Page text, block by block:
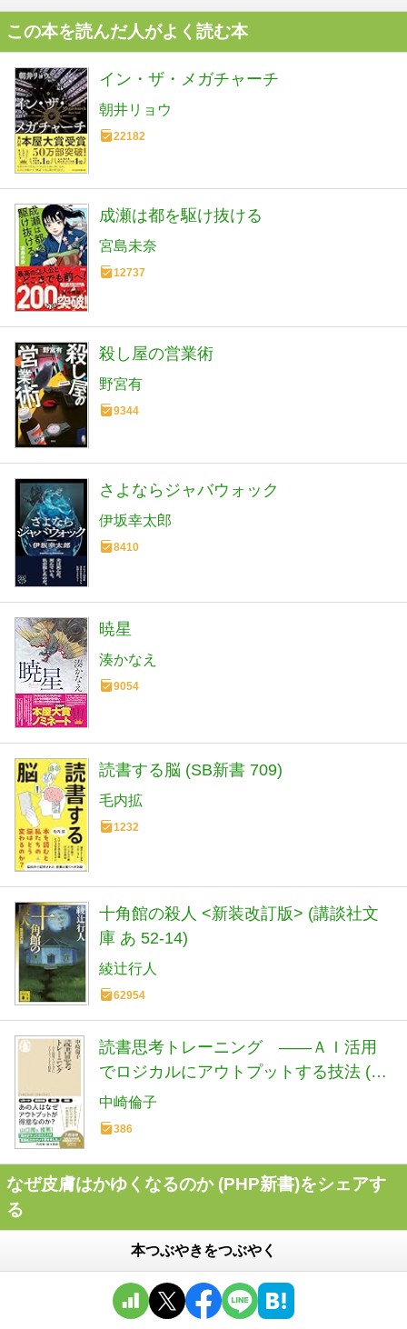
この本を読んだ人がよく読む本
イン・ザ・メガチャーチ
朝井リョウ
22182
成瀬は都を駆け抜ける
宮島未奈
12737
殺し屋の営業術
野宮有
9344
さよならジャバウォック
伊坂幸太郎
8410
暁星
湊かなえ
9054
読書する脳 (SB新書 709)
毛内拡
1232
十角館の殺人 <新装改訂版> (講談社文
庫 あ 52-14)
綾辻行人
62954
読書思考トレーニング ――ＡＩ活用
でロジカルにアウトプットする技法 (ち
くま新書 １９０１)
中崎倫子
386
なぜ皮膚はかゆくなるのか (PHP新書)をシェアす
る
本つぶやきをつぶやく